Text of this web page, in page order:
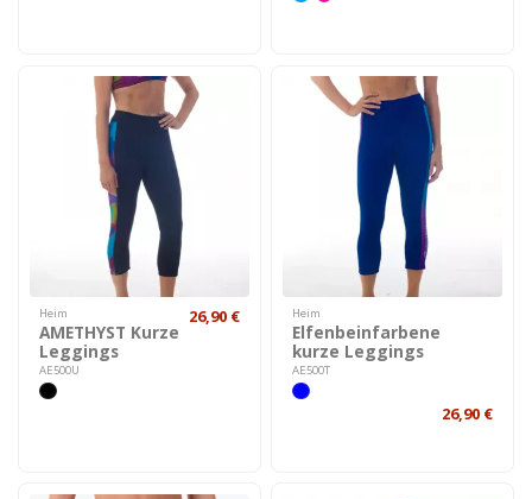
Heim
AMETHYST Kurze
Leggings
AE500U
26,90 € Heim
Elfenbeinfarbene
kurze Leggings
AE500T
26,90 €